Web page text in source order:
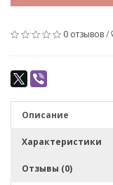
0 отзывов/
Описание
Характеристики
Отзывы (0)